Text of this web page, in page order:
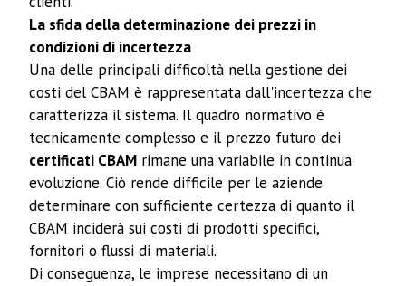
La sfida della determinazione dei prezzi in
condizioni di incertezza
Una delle principali difficoltà nella gestione dei
costi del CBAM è rappresentata dall'incertezza che
caratterizza il sistema. Il quadro normativo è
tecnicamente complesso e il prezzo futuro dei
certificati CBAM rimane una variabile in continua
evoluzione. Ciò rende difficile per le aziende
determinare con sufficiente certezza di quanto il
CBAM inciderà sui costi di prodotti specifici,
fornitori o flussi di materiali.
Di conseguenza, le imprese necessitano di un